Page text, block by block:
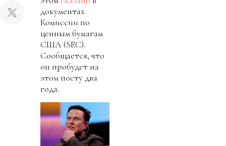
документах
Комиссии по
ценным бумагам
США (SEC).
Сообщается, что
он пробудет на
этом посту два
года.